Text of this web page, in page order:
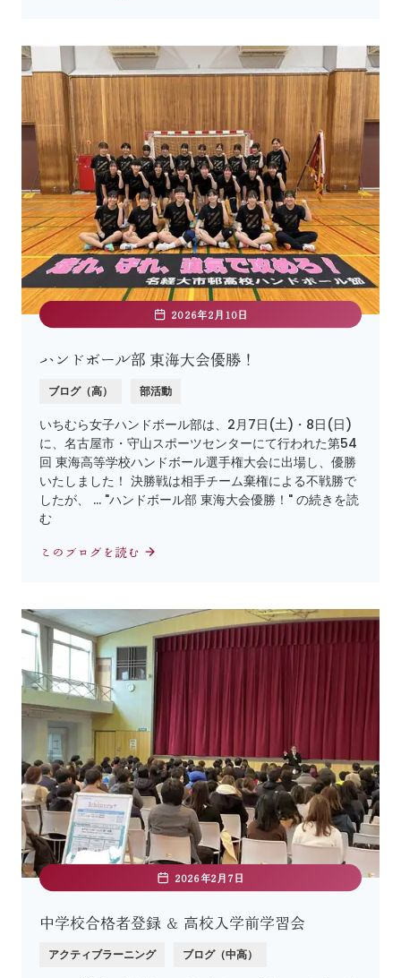
2026年2月10日
ハンドボール部 東海大会優勝！
ブログ（高） 部活動
いちむら女子ハンドボール部は、2月7日(土)・8日(日)
に、名古屋市・守山スポーツセンターにて行われた第54
回 東海高等学校ハンドボール選手権大会に出場し、優勝
いたしました！ 決勝戦は相手チーム棄権による不戦勝で
したが、 … "ハンドボール部 東海大会優勝！" の続きを読
む
このブログを読む
2026年2月7日
中学校合格者登録 ＆ 高校入学前学習会
アクティブラーニング ブログ（中高）